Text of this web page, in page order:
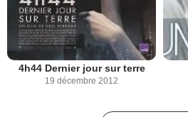
4h44 Dernier jour sur terre
19 décembre 2012